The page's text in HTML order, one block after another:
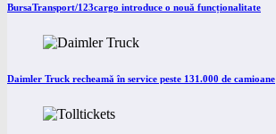
BursaTransport/123cargo introduce o nouă funcționalitate
Daimler Truck recheamă în service peste 131.000 de camioane